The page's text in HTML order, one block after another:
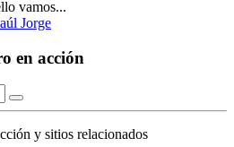
vamos...
Jorge
en acción
y sitios relacionados